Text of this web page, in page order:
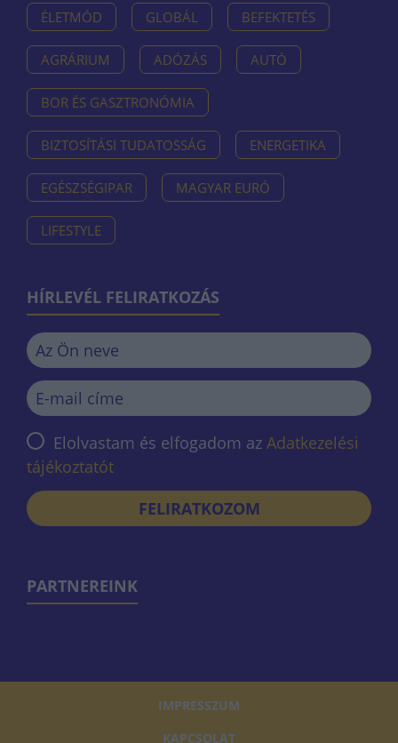
ÉLETMÓD GLOBÁL BEFEKTETÉS
AGRÁRIUM ADÓZÁS AUTÓ
BOR ÉS GASZTRONÓMIA
BIZTOSÍTÁSI TUDATOSSÁG ENERGETIKA
EGÉSZSÉGIPAR MAGYAR EURÓ
LIFESTYLE
HÍRLEVÉL FELIRATKOZÁS
Elolvastam és elfogadom az Adatkezelési
tájékoztatót
FELIRATKOZOM
PARTNEREINK
IMPRESSZUM
KAPCSOLAT